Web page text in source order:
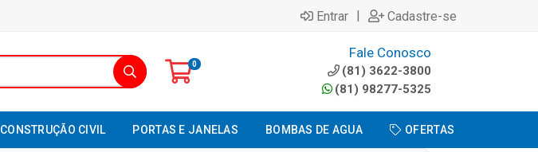
Entrar | Cadastre-se
0
Fale Conosco
(81) 3622-3800
(81) 98277-5325
CONSTRUÇÃO CIVIL PORTAS E JANELAS BOMBAS DE AGUA OFERTAS